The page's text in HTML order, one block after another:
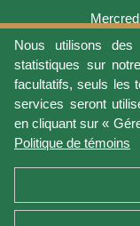
Nous utilisons des
statistiques sur
facultatifs, seuls les
services seront
en cliquant sur «
Politique de témoins
Jeudi
Vendredi
Samedi